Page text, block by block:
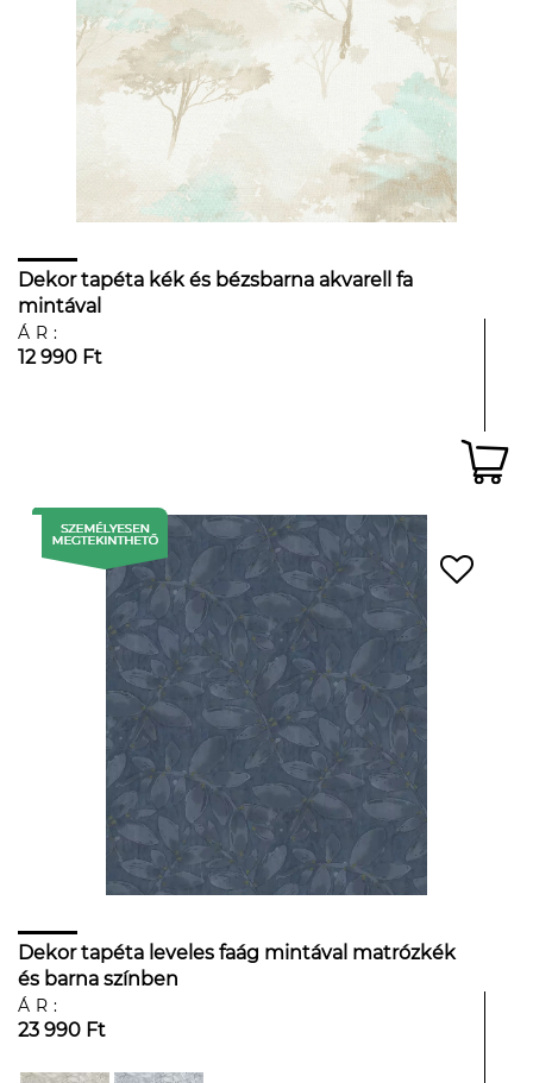
Dekor tapéta kék és bézsbarna akvarell fa
mintával
ÁR:
12 990 Ft
Dekor tapéta leveles faág mintával matrózkék
és barna színben
ÁR:
23 990 Ft